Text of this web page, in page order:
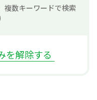
複数キーワードで検索
を解除する